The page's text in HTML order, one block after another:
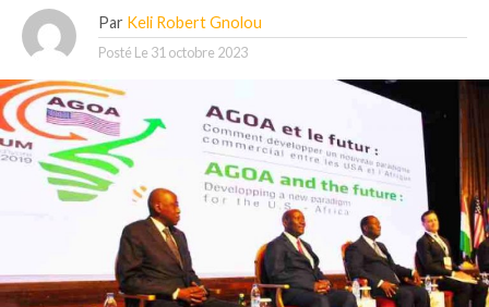
Par Keli Robert Gnolou
Posté Le 31 octobre 2023